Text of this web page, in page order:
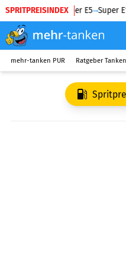
SPRITPREISINDEX
Diesel Super E5 Super
mehr-tanken PUR Ratgeber Tanken